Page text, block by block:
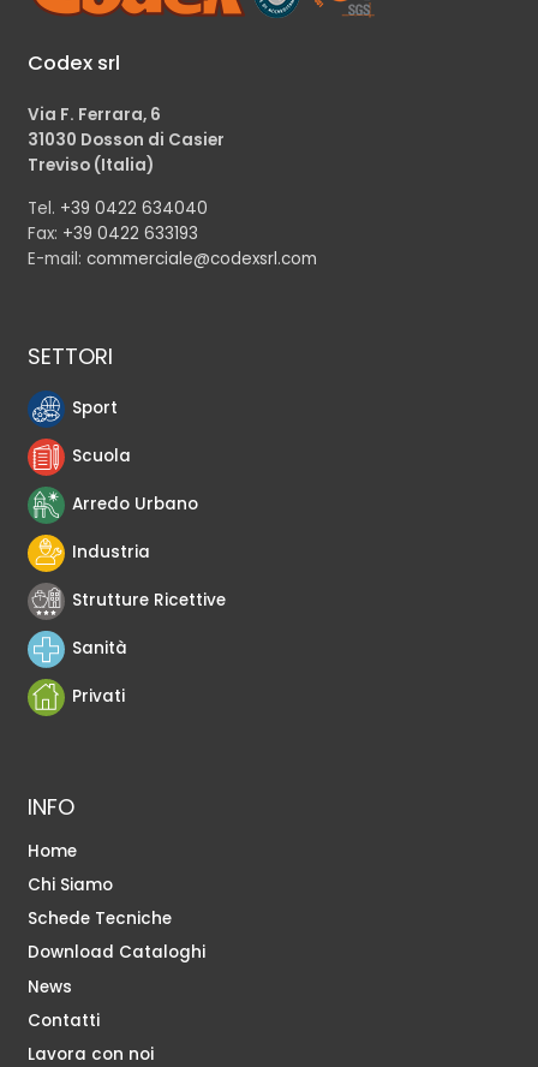
Codex srl
Via F. Ferrara, 6
31030 Dosson di Casier
Treviso (Italia)
Tel. +39 0422 634040
Fax: +39 0422 633193
E-mail: commerciale@codexsrl.com
SETTORI
Sport
Scuola
Arredo Urbano
Industria
Strutture Ricettive
Sanità
Privati
INFO
Home
Chi Siamo
Schede Tecniche
Download Cataloghi
News
Contatti
Lavora con noi